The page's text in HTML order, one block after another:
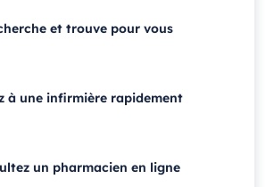
et trouve pour vous
à une infirmière rapidement
un pharmacien en ligne